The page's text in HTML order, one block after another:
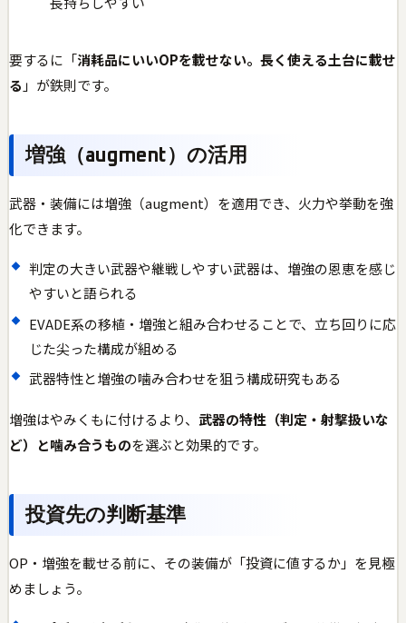
要するに「消耗品にいいOPを載せない。長く使える土台に載せ
る 」が鉄則です。
増強（augment）の活用
武器・装備には増強（augment）を適用でき、火力や挙動を強
化できます。
判定の大きい武器や継戦しやすい武器は、増強の恩恵を感じ
やすいと語られる
EVADE系の移植・増強と組み合わせることで、立ち回りに応
じた尖った構成が組める
武器特性と増強の噛み合わせを狙う構成研究もある
増強はやみくもに付けるより、 武器の特性（判定・射撃扱いな
ど）と噛み合うものを選ぶと効果的です。
投資先の判断基準
OP・増強を載せる前に、その装備が「投資に値するか」を見極
めましょう。